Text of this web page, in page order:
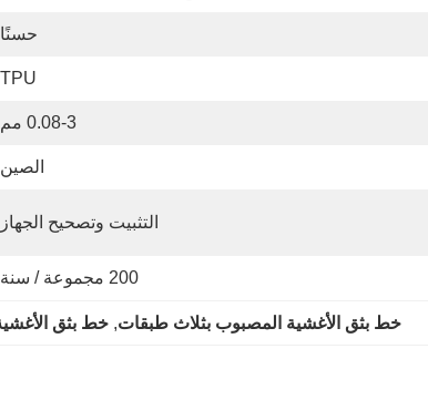
حسنًا
TPU
0.08-3 مم
الصين
التثبيت وتصحيح الجهاز
200 مجموعة / سنة
خط بثق الأغشية المصبوب بثلاث طبقات, خط بثق الأغشية